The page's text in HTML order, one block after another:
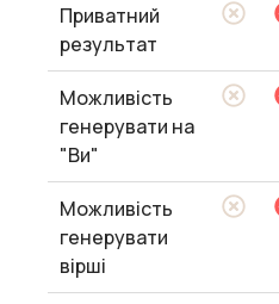
Приватний
результат
Можливість
генерувати на
"Ви"
Можливість
генерувати
вірші